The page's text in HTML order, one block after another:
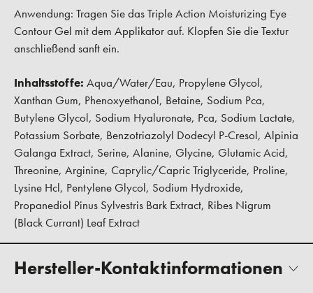
Anwendung: Tragen Sie das Triple Action Moisturizing Eye
Contour Gel mit dem Applikator auf. Klopfen Sie die Textur
anschließend sanft ein.
Inhaltsstoffe: Aqua/Water/Eau, Propylene Glycol,
Xanthan Gum, Phenoxyethanol, Betaine, Sodium Pca,
Butylene Glycol, Sodium Hyaluronate, Pca, Sodium Lactate,
Potassium Sorbate, Benzotriazolyl Dodecyl P-Cresol, Alpinia
Galanga Extract, Serine, Alanine, Glycine, Glutamic Acid,
Threonine, Arginine, Caprylic/Capric Triglyceride, Proline,
Lysine Hcl, Pentylene Glycol, Sodium Hydroxide,
Propanediol Pinus Sylvestris Bark Extract, Ribes Nigrum
(Black Currant) Leaf Extract
Hersteller-Kontaktinformationen